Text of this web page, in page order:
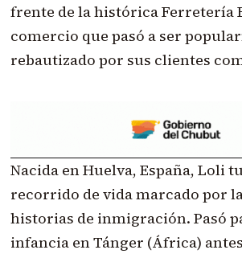
frente de la histórica Ferretería
comercio que pasó a ser
rebautizado por sus clientes
Nacida en Huelva, España, Loli
recorrido de vida marcado por
historias de inmigración. Pasó
infancia en Tánger (África)